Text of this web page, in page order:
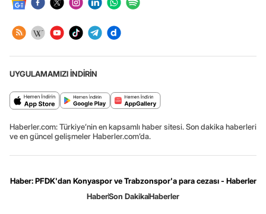
UYGULAMAMIZI İNDİRİN
Haberler.com: Türkiye’nin en kapsamlı haber sitesi. Son dakika haberleri
ve en güncel gelişmeler Haberler.com’da.
Haber: PFDK'dan Konyaspor ve Trabzonspor'a para cezası - Haberler
HaberSon DakikaHaberler